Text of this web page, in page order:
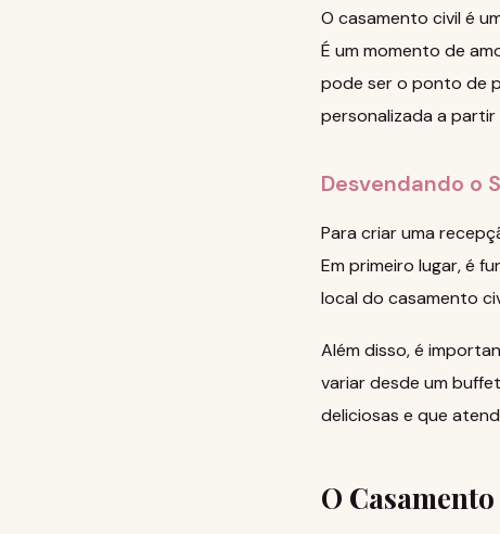
O casamento civil é
É um momento de
pode ser o ponto de
personalizada a
Desvendando o
Para criar uma
Em primeiro lugar, é
local do casamento
Além disso, é
variar desde um
deliciosas e que
O